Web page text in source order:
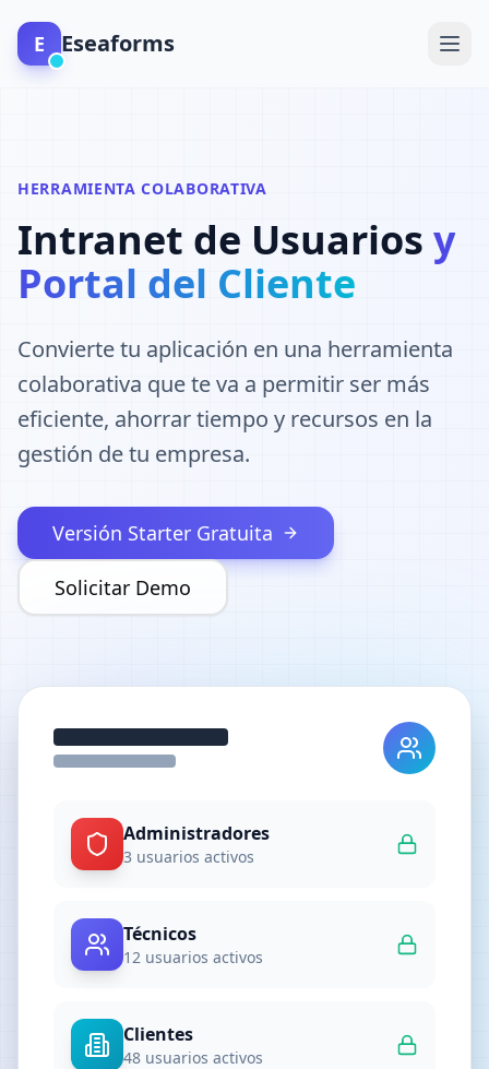
E Eseaforms
HERRAMIENTA COLABORATIVA
Intranet de Usuarios y
Portal del Cliente
Convierte tu aplicación en una herramienta
colaborativa que te va a permitir ser más
eficiente, ahorrar tiempo y recursos en la
gestión de tu empresa.
Versión Starter Gratuita
Solicitar Demo
Administradores
3 usuarios activos
Técnicos
12 usuarios activos
Clientes
48 usuarios activos